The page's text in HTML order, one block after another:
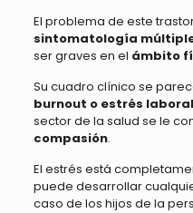
El problema de este
sintomatología
ser graves en el ámbito
Su cuadro clínico se
burnout o estrés laboral
sector de la salud se le
compasión.
El estrés está
puede desarrollar
caso de los hijos de la